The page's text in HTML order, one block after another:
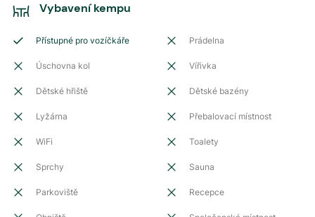
Vybavení kempu
Přístupné pro vozíčkáře Prádelna
Úschovna kol Vířivka
Dětské hřiště Dětské bazény
Lyžárna Přebalovací místnost
WiFi Toalety
Sprchy Sauna
Parkoviště Recepce